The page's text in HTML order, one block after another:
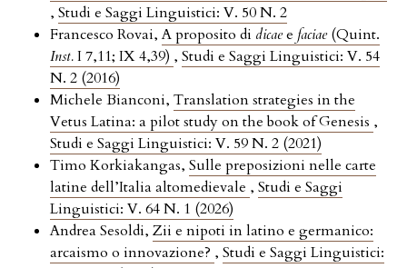
, Studi e Saggi Linguistici: V. 50 N. 2
Francesco Rovai,A proposito di dicaee faciae(Quint.
Inst.I 7,11; IX 4,39) , Studi e Saggi Linguistici: V. 54
N. 2 (2016)
Michele Bianconi, Translation strategies in the
Vetus Latina: a pilot study on the book of Genesis ,
Studi e Saggi Linguistici: V. 59 N. 2 (2021)
Timo Korkiakangas, Sulle preposizioni nelle carte
latine dell’Italia altomedievale , Studi e Saggi
Linguistici: V. 64 N. 1 (2026)
Andrea Sesoldi, Zii e nipoti in latino e germanico:
arcaismo o innovazione? , Studi e Saggi Linguistici: